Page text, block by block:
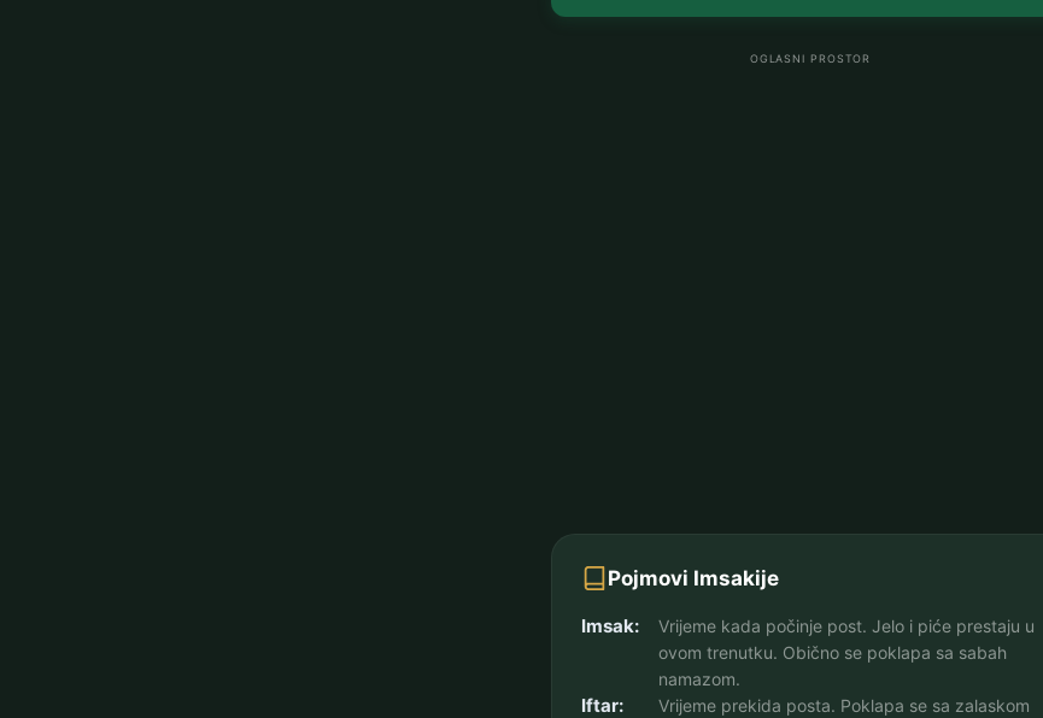
OGLASNI PROSTOR
Pojmovi Imsakije
Imsak:
Vrijeme kada počinje post. Jelo i piće prestaju u
ovom trenutku. Obično se poklapa sa sabah
namazom.
Iftar:
Vrijeme prekida posta. Poklapa se sa zalaskom